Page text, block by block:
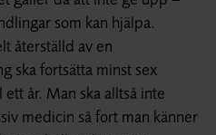
som kan hjälpa.
återställd av en
ska fortsätta minst sex
år. Man ska alltså inte
medicin så fort man känner